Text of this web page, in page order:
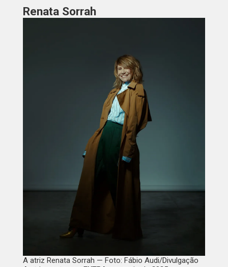
Renata Sorrah
A atriz Renata Sorrah — Foto: Fábio Audi/Divulgação